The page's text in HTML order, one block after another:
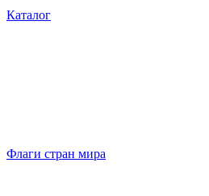
Каталог
Флаги стран мира